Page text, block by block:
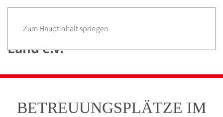
Zum Hauptinhalt springen
BETREUUNGSPLÄTZE IM